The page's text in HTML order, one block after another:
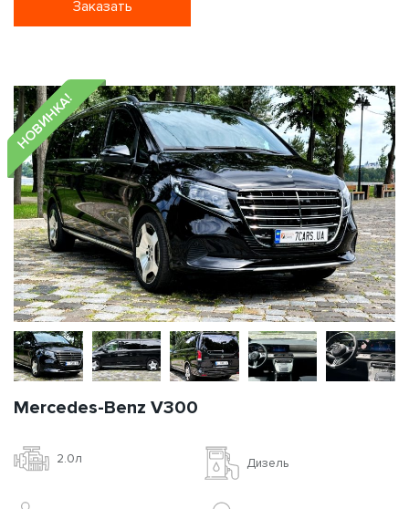
Заказать
НОВИНКА!
Mercedes-Benz V300
2.0л Дизель